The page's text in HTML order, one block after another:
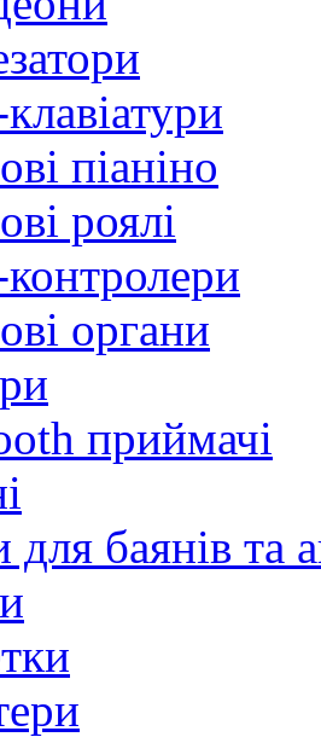
піаніно
роялі
органи
приймачі
баянів та